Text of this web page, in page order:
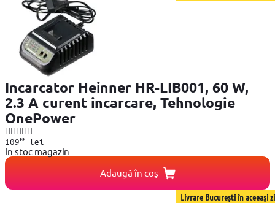
Incarcator Heinner HR-LIB001, 60 W,
2.3 A curent incarcare, Tehnologie
OnePower
10999lei
In stoc magazin
Adaugă în coș
Livrare București în aceeași zi